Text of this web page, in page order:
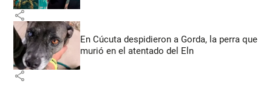
share
En Cúcuta despidieron a Gorda, la perra que
murió en el atentado del Eln
share